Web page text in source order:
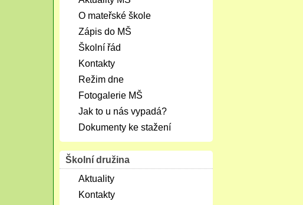
O mateřské škole
Zápis do MŠ
Školní řád
Kontakty
Režim dne
Fotogalerie MŠ
Jak to u nás vypadá?
Dokumenty ke stažení
Školní družina
Aktuality
Kontakty